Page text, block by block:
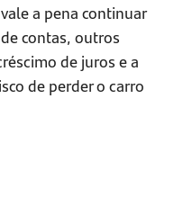
a pena continuar
contas, outros
de juros e a
de perder o carro